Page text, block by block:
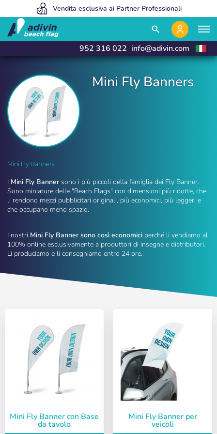
Fabbrichiamo e consegniamo in 24 ore
Vendita esclusiva ai Partner Professionali
Siamo così convenienti perché vendiamo esclusivamente online
search
952 316 022 info@adivin.com
Mini Fly Banners | Adivin Beach Flag
Mini Fly Banners
Mini Fly Banners
I Mini Fly Banner sono i più piccoli della famiglia dei Fly Banner.
Sono miniature delle "Beach Flags" con dimensioni più ridotte, che
li rendono mezzi pubblicitari originali, più economici, più leggeri e
che occupano meno spazio.
I nostri Mini Fly Banner sono così economici perché li vendiamo al
100% online esclusivamente a produttori di insegne e distributori.
Li produciamo e li consegniamo entro 24 ore.
Mini Fly Banner con Base
da tavolo
Mini Fly Banner per
veicoli